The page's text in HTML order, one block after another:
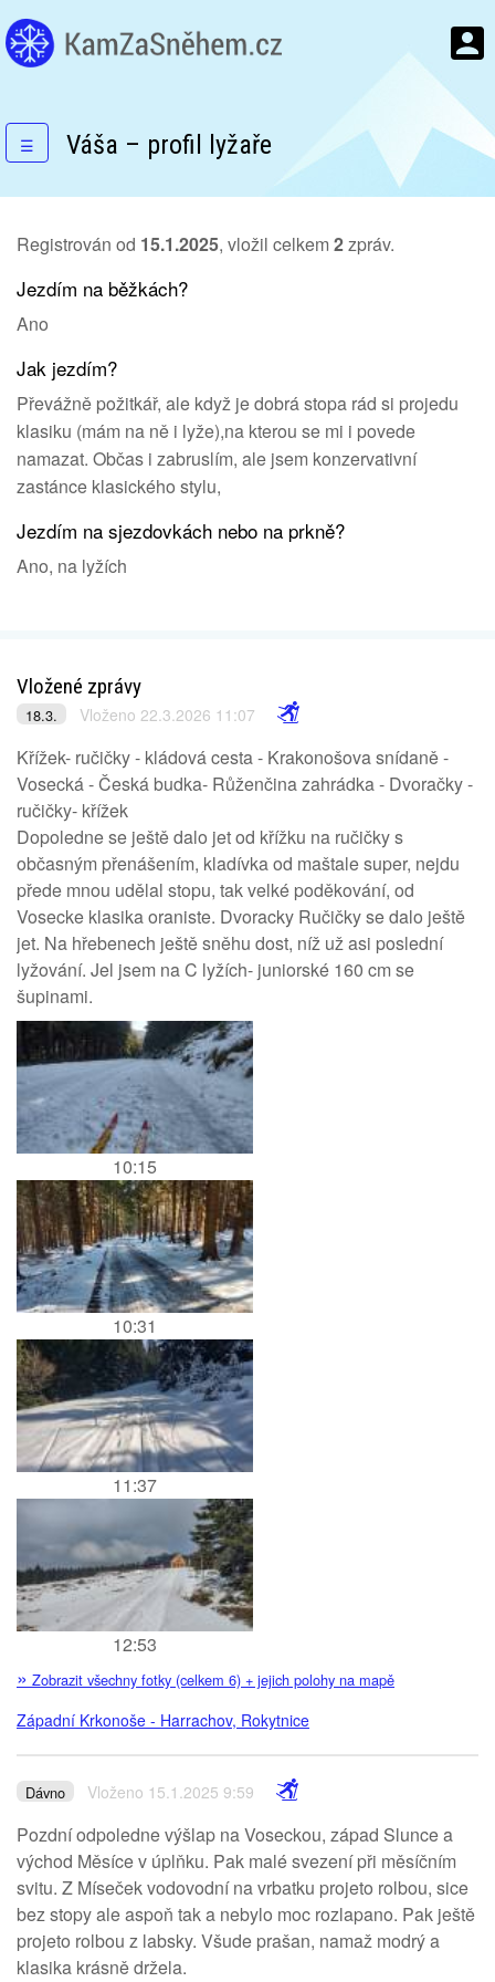
☰ Váša – profil lyžaře
Registrován od 15.1.2025, vložil celkem2zpráv.
Jezdím na běžkách?
Ano
Jak jezdím?
Převážně požitkář, ale když je dobrá stopa rád si projedu
klasiku (mám na ně i lyže),na kterou se mi i povede
namazat. Občas i zabruslím, ale jsem konzervativní
zastánce klasického stylu,
Jezdím na sjezdovkách nebo na prkně?
Ano, na lyžích
Vložené zprávy
18.3. Vloženo 22.3.2026 11:07
Křížek- ručičky - kládová cesta - Krakonošova snídaně -
Vosecká - Česká budka- Růženčina zahrádka - Dvoračky -
ručičky- křížek
Dopoledne se ještě dalo jet od křížku na ručičky s
občasným přenášením, kladívka od maštale super, nejdu
přede mnou udělal stopu, tak velké poděkování, od
Vosecke klasika oraniste. Dvoracky Ručičky se dalo ještě
jet. Na hřebenech ještě sněhu dost, níž už asi poslední
lyžování. Jel jsem na C lyžích- juniorské 160 cm se
šupinami.
10:15
10:31
11:37
12:53
» Zobrazit všechny fotky (celkem 6) + jejich polohy na mapě
Západní Krkonoše - Harrachov, Rokytnice
Dávno Vloženo 15.1.2025 9:59
Pozdní odpoledne výšlap na Voseckou, západ Slunce a
východ Měsíce v úplňku. Pak malé svezení při měsíčním
svitu. Z Míseček vodovodní na vrbatku projeto rolbou, sice
bez stopy ale aspoň tak a nebylo moc rozlapano. Pak ještě
projeto rolbou z labsky. Všude prašan, namaž modrý a
klasika krásně držela.